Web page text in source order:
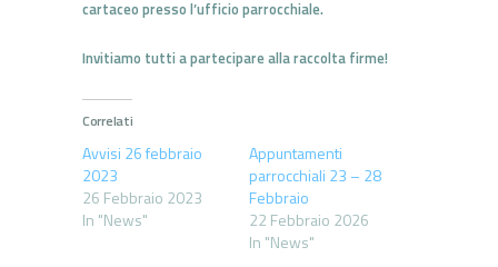
cartaceo presso l’ufficio parrocchiale.
Invitiamo tutti a partecipare alla raccolta firme!
Correlati
Avvisi 26 febbraio
2023
26 Febbraio 2023
In "News"
Appuntamenti
parrocchiali 23 – 28
Febbraio
22 Febbraio 2026
In "News"